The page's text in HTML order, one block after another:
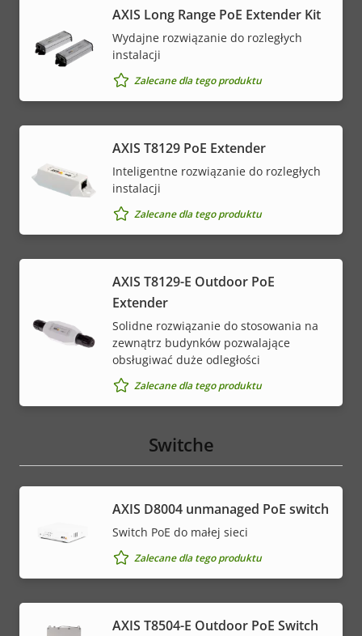
AXIS Long Range PoE Extender Kit
Wydajne rozwiązanie do rozległych
instalacji
Zalecane dla tego produktu
AXIS T8129 PoE Extender
Inteligentne rozwiązanie do rozległych
instalacji
Zalecane dla tego produktu
AXIS T8129-E Outdoor PoE
Extender
Solidne rozwiązanie do stosowania na
zewnątrz budynków pozwalające
obsługiwać duże odległości
Zalecane dla tego produktu
Switche
AXIS ​D8004 unmanaged PoE switch
Switch PoE do małej sieci
Zalecane dla tego produktu
AXIS T8504-E Outdoor PoE Switch